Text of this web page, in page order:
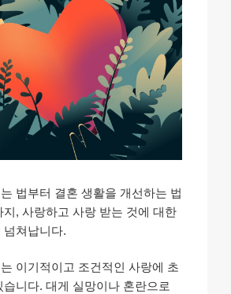
법부터 결혼 생활을 개선하는 법
지, 사랑하고 사랑 받는 것에 대한
넘쳐납니다.
이기적이고 조건적인 사랑에 초
습니다. 대게 실망이나 혼란으로